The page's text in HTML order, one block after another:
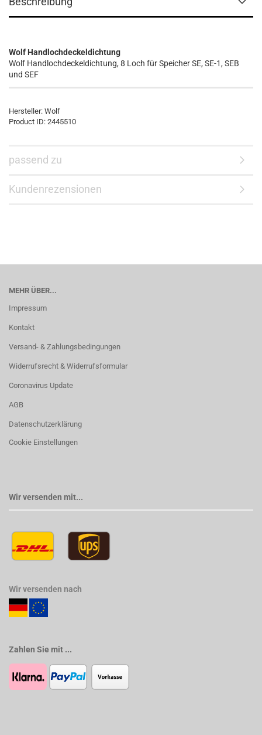
Wolf Handlochdeckeldichtung
Wolf Handlochdeckeldichtung, 8 Loch für Speicher SE, SE-1, SEB
und SEF
Hersteller: Wolf
Product ID: 2445510
passend zu
Kundenrezensionen
MEHR ÜBER...
Impressum
Kontakt
Versand- & Zahlungsbedingungen
Widerrufsrecht & Widerrufsformular
Coronavirus Update
AGB
Datenschutzerklärung
Cookie Einstellungen
Wir versenden mit...
Wir versenden nach
Zahlen Sie mit ...